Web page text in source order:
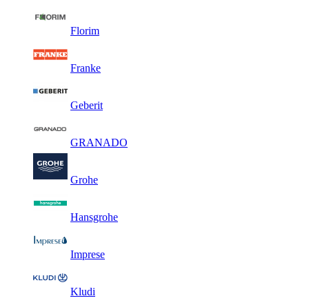
Florim
Franke
Geberit
GRANADO
Grohe
Hansgrohe
Imprese
Kludi